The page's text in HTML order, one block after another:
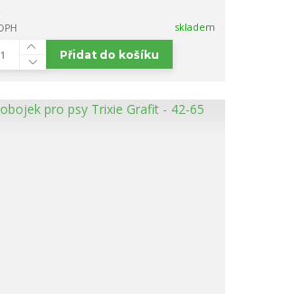
skladem
Přidat do košíku